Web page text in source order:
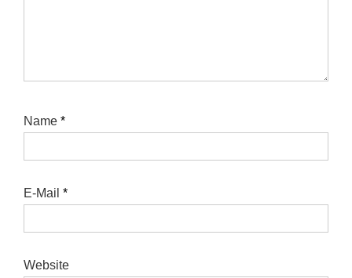
Name *
E-Mail *
Website